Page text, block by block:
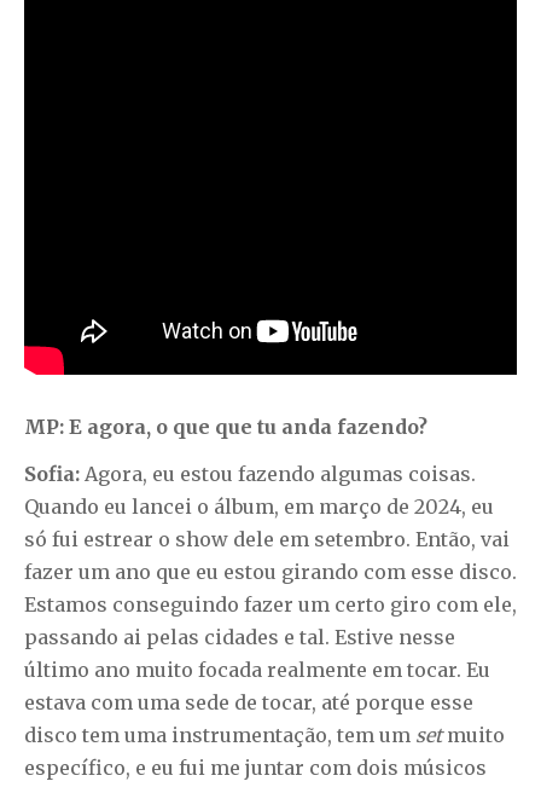
MP: E agora, o que que tu anda fazendo?
Sofia: Agora, eu estou fazendo algumas coisas.
Quando eu lancei o álbum, em março de 2024, eu
só fui estrear o show dele em setembro. Então, vai
fazer um ano que eu estou girando com esse disco.
Estamos conseguindo fazer um certo giro com ele,
passando ai pelas cidades e tal. Estive nesse
último ano muito focada realmente em tocar. Eu
estava com uma sede de tocar, até porque esse
disco tem uma instrumentação, tem um setmuito
específico, e eu fui me juntar com dois músicos